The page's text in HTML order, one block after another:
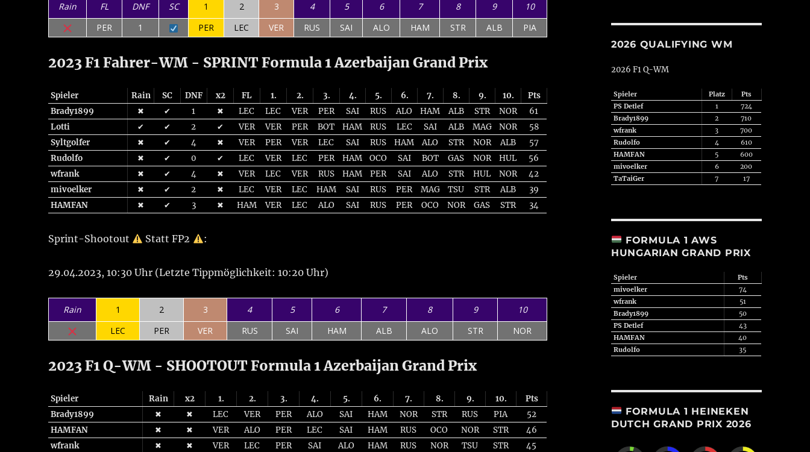
Rain FL DNF SC 1 2 3 4 5 6 7 8 9
10
PER
1 PER LEC VER RUS SAI ALO HAM STR ALB PIA
2023 F1 Fahrer-WM - SPRINT Formula 1 Azerbaijan Grand Prix
Spieler Rain SC DNF x2 FL 1. 2. 3. 4. 5. 6. 7. 8. 9. 10.
Pts
Brady1899
✖ ✔ 1 ✖ LEC LEC VER PER SAI RUS ALO HAM ALB STR NOR
61
Lotti
✔ ✔ 2 ✔ VER VER PER BOT HAM RUS LEC SAI ALB MAG NOR
58
Syltgolfer
✖ ✔ 4 ✖ VER PER VER LEC SAI RUS HAM ALO STR NOR ALB
57
Rudolfo
✖ ✔ 0 ✔ LEC VER LEC PER HAM OCO SAI BOT GAS NOR HUL
56
wfrank
✖ ✔ 4 ✖ VER LEC VER RUS HAM PER SAI ALO STR HUL NOR
42
mivoelker
✖ ✔ 2 ✖ LEC VER LEC HAM SAI RUS PER MAG TSU STR ALB
39
HAMFAN
✖ ✔ 3 ✖ HAM VER LEC ALO SAI RUS PER OCO NOR GAS STR 34
Sprint-Shootout Statt FP2 :
29.04.2023, 10:30 Uhr (Letzte Tippmöglichkeit: 10:20 Uhr)
Rain 1 2 3 4 5 6 7 8 9
10
LEC
PER VER RUS SAI HAM ALB ALO STR NOR
2023 F1 Q-WM - SHOOTOUT Formula 1 Azerbaijan Grand Prix
Spieler Rain x2 1. 2. 3. 4. 5. 6. 7. 8. 9. 10.
Pts
Brady1899
✖ ✖ LEC VER PER ALO SAI HAM NOR STR RUS PIA
52
HAMFAN
✖ ✖ VER ALO PER LEC SAI HAM RUS OCO NOR STR
46
wfrank
✖ ✖ VER LEC PER SAI ALO HAM RUS NOR TSU STR
45
2026 QUALIFYING WM
2026 F1 Q-WM
Spieler Platz
Pts
PS Detlef
1
724
Brady1899
2
710
wfrank
3
700
Rudolfo
4
610
HAMFAN
5
600
mivoelker
6
200
TaTaiGer
7 17
FORMULA 1 AWS
HUNGARIAN GRAND PRIX
Spieler
Pts
mivoelker
74
wfrank
51
Brady1899
50
PS Detlef
43
HAMFAN
40
Rudolfo
35
FORMULA 1 HEINEKEN
DUTCH GRAND PRIX 2026